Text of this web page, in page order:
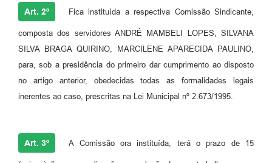
Art. 2º Fica instituída a respectiva Comissão Sindicante,
composta dos servidores ANDRÉ MAMBELI LOPES, SILVANA
SILVA BRAGA QUIRINO, MARCILENE APARECIDA PAULINO,
para, sob a presidência do primeiro dar cumprimento ao disposto
no artigo anterior, obedecidas todas as formalidades legais
inerentes ao caso, prescritas na Lei Municipal nº 2.673/1995.
Art. 3º A Comissão ora instituída, terá o prazo de 15